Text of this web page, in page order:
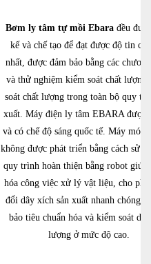
Bơm ly tâm tự mồi Ebarađều
kế và chế tạo để đạt được độ tin
nhất, được đảm bảo bằng các
và thử nghiệm kiểm soát chất
soát chất lượng trong toàn bộ quy
xuất. Máy điện ly tâm EBARA được
và có chế độ sáng quốc tế. Máy móc
không được phát triển bằng cách sử
quy trình hoàn thiện bằng robot giúp
hóa công việc xử lý vật liệu, cho
đổi dây xích sản xuất nhanh chóng
bảo tiêu chuẩn hóa và kiểm soát
lượng ở mức độ cao.